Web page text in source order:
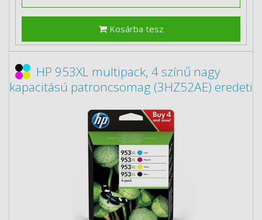
Kosárba tesz
HP 953XL multipack, 4 színű nagy
kapacitású patroncsomag (3HZ52AE) eredeti